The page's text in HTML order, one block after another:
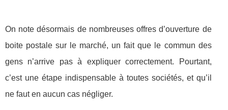
On note désormais de nombreuses offres d’ouverture de
boite postale sur le marché, un fait que le commun des
gens n’arrive pas à expliquer correctement. Pourtant,
c’est une étape indispensable à toutes sociétés, et qu’il
ne faut en aucun cas négliger.